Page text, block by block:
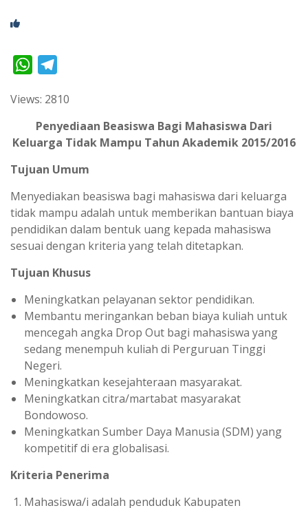
W
a
s
p
l
e
g
m
Views: 2810
Penyediaan Beasiswa Bagi Mahasiswa Dari
Keluarga Tidak Mampu Tahun Akademik 2015/2016
Tujuan Umum
Menyediakan beasiswa bagi mahasiswa dari keluarga
tidak mampu adalah untuk memberikan bantuan biaya
pendidikan dalam bentuk uang kepada mahasiswa
sesuai dengan kriteria yang telah ditetapkan.
Tujuan Khusus
Meningkatkan pelayanan sektor pendidikan.
Membantu meringankan beban biaya kuliah untuk
mencegah angka Drop Out bagi mahasiswa yang
sedang menempuh kuliah di Perguruan Tinggi
Negeri.
Meningkatkan kesejahteraan masyarakat.
Meningkatkan citra/martabat masyarakat
Bondowoso.
Meningkatkan Sumber Daya Manusia (SDM) yang
kompetitif di era globalisasi.
Kriteria Penerima
Mahasiswa/i adalah penduduk Kabupaten